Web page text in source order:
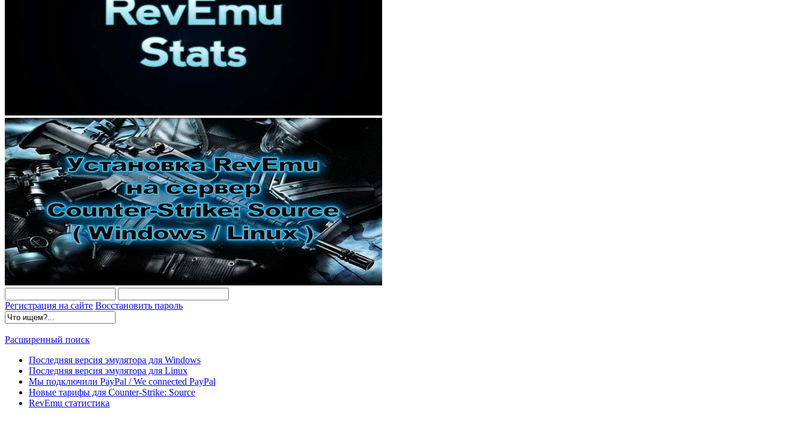
Регистрация на сайте Восстановить пароль
Расширенный поиск
Последняя версия эмулятора для Windows
Последняя версия эмулятора для Linux
Мы подключили PayPal / We connected PayPal
Новые тарифы для Counter-Strike: Source
RevEmu статистика